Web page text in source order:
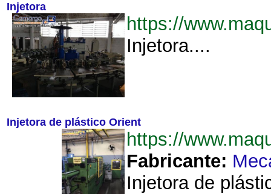
Injetora
https://
Injetora....
Injetora de plástico Orient
https://
Fabricante:
Injetora de